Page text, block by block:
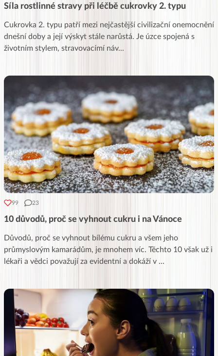
Síla rostlinné stravy při léčbě cukrovky 2. typu
Cukrovka 2. typu patří mezi nejčastější civilizační onemocnění
dnešní doby a její výskyt stále narůstá. Je úzce spojená s
životním stylem, stravovacímí náv...
99 23
10 důvodů, proč se vyhnout cukru i na Vánoce
Důvodů, proč se vyhnout bílému cukru a všem jeho
průmyslovým kamarádům, je mnohem víc. Těchto 10 však už i
lékaři a vědci považují za evidentní a dokáží v ...